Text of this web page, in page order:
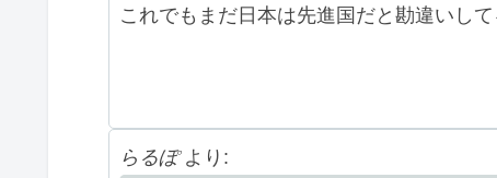
これでもまだ日本は先進国だと勘違いし
らるぽ より: